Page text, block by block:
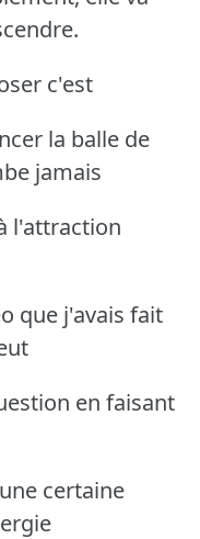
c'est
la balle de
jamais
l'attraction
que j'avais fait
en faisant
certaine